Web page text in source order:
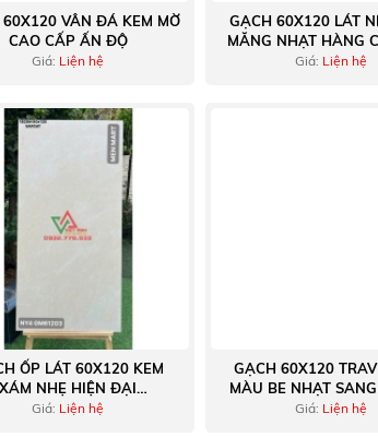
60X120 VÂN ĐÁ KEM MỜ
CAO CẤP ẤN ĐỘ
Giá: Liện hệ
GẠCH 60X120 LÁT
MĂNG NHẠT HÀNG
ẤN
Giá: Liện hệ
ỐP LÁT 60X120 KEM
XÁM NHẸ HIỆN ĐẠI
VIGLACERA
Giá: Liện hệ
GẠCH 60X120
MÀU BE NHẠT
ĐẲNG CẤP
Giá: Liện hệ